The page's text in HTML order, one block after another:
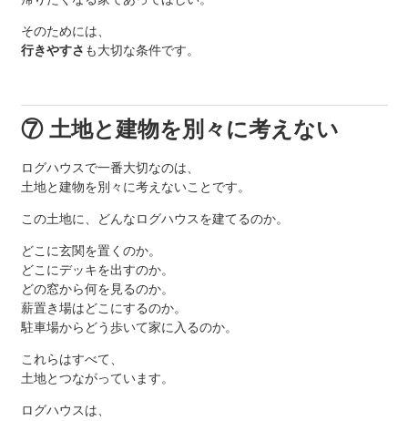
そのためには、
行きやすさ も大切な条件です。
⑦ 土地と建物を別々に考えない
ログハウスで一番大切なのは、
土地と建物を別々に考えないことです。
この土地に、どんなログハウスを建てるのか。
どこに玄関を置くのか。
どこにデッキを出すのか。
どの窓から何を見るのか。
薪置き場はどこにするのか。
駐車場からどう歩いて家に入るのか。
これらはすべて、
土地とつながっています。
ログハウスは、